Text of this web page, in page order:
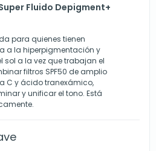
Fluido Depigment+
para quienes tienen
a la hiperpigmentación y
sol a la vez que trabajan el
filtros SPF50 de amplio
C y ácido tranexámico,
y unificar el tono. Está